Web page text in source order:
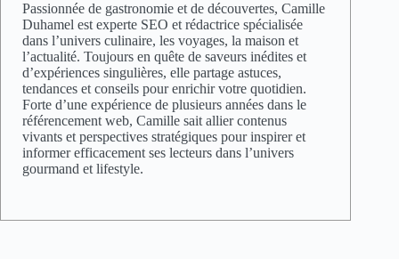
Passionnée de gastronomie et de découvertes, Camille
Duhamel est experte SEO et rédactrice spécialisée
dans l’univers culinaire, les voyages, la maison et
l’actualité. Toujours en quête de saveurs inédites et
d’expériences singulières, elle partage astuces,
tendances et conseils pour enrichir votre quotidien.
Forte d’une expérience de plusieurs années dans le
référencement web, Camille sait allier contenus
vivants et perspectives stratégiques pour inspirer et
informer efficacement ses lecteurs dans l’univers
gourmand et lifestyle.